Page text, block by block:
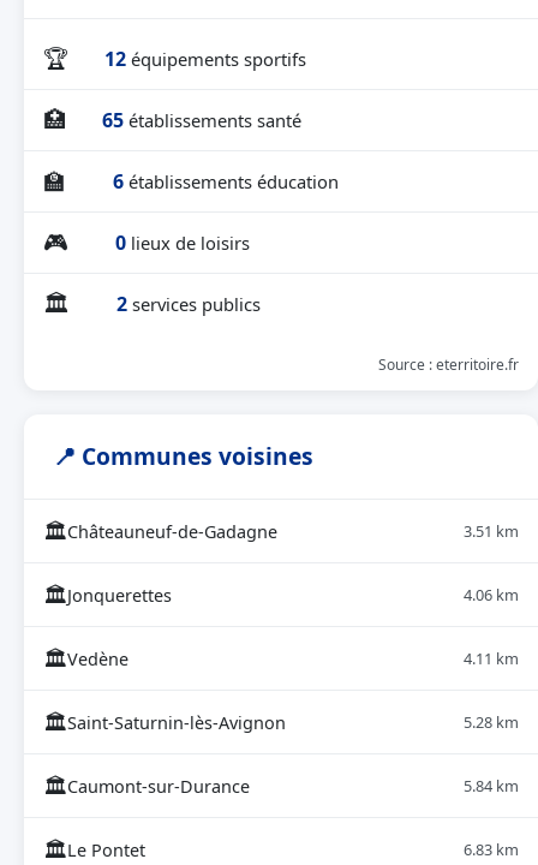
🏆 12 équipements sportifs
🏥 65 établissements santé
🏫 6 établissements éducation
🎮 0 lieux de loisirs
🏛 2 services publics
Source : eterritoire.fr
📍 Communes voisines
🏛Châteauneuf-de-Gadagne 3.51 km
🏛Jonquerettes 4.06 km
🏛Vedène 4.11 km
🏛Saint-Saturnin-lès-Avignon 5.28 km
🏛Caumont-sur-Durance 5.84 km
🏛Le Pontet 6.83 km